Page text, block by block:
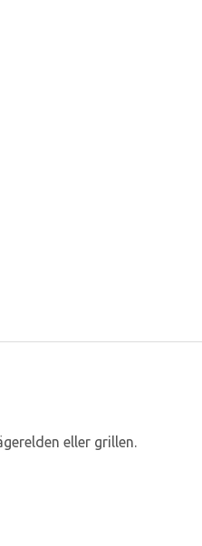
eller grillen.